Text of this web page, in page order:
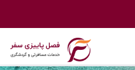
سرور قطع می باشد
تلاش کنید.